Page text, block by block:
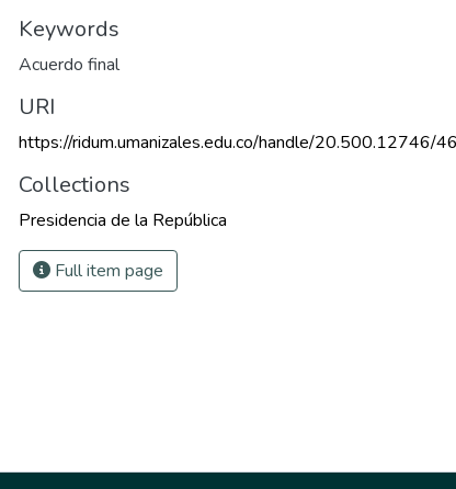
Keywords
Acuerdo final
URI
https://ridum.umanizales.edu.co/handle/20.500.12746/
Collections
Presidencia de la República
Full item page